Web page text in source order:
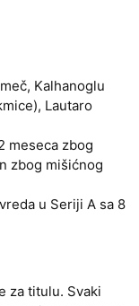
Kalhanoglu
Lautaro
meseca zbog
zbog mišićnog
u Seriji A sa 8
za titulu. Svaki